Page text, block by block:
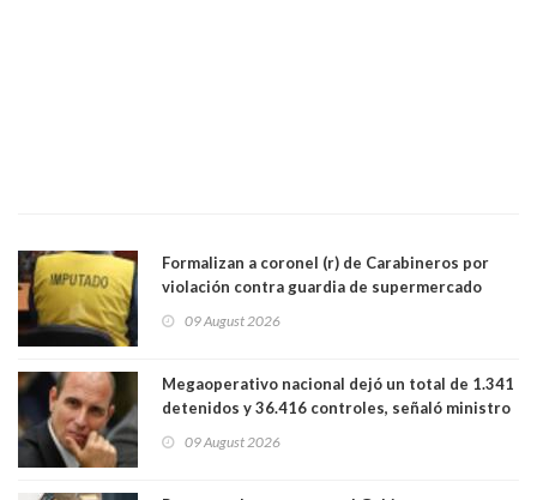
Formalizan a coronel (r) de Carabineros por
violación contra guardia de supermercado
09 August 2026
Megaoperativo nacional dejó un total de 1.341
detenidos y 36.416 controles, señaló ministro
09 August 2026